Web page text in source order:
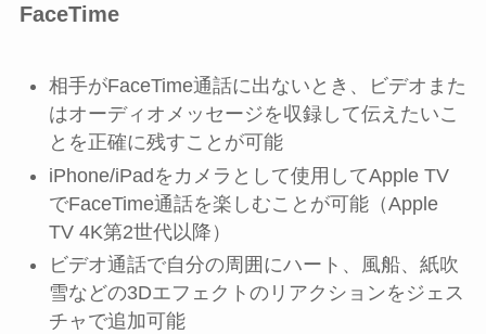
FaceTime
相手がFaceTime通話に出ないとき、ビデオまた
はオーディオメッセージを収録して伝えたいこ
とを正確に残すことが可能
iPhone/iPadをカメラとして使用してApple TV
でFaceTime通話を楽しむことが可能（Apple
TV 4K第2世代以降）
ビデオ通話で自分の周囲にハート、風船、紙吹
雪などの3Dエフェクトのリアクションをジェス
チャで追加可能